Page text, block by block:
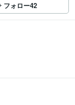
フォロー42